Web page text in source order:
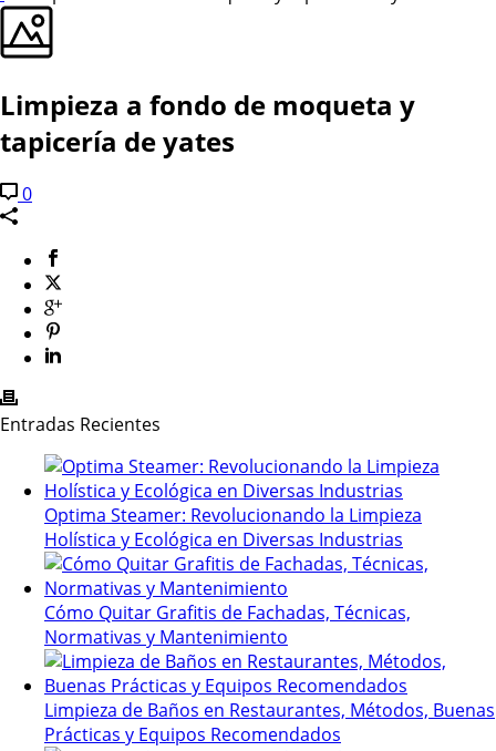
Limpieza a fondo de moqueta y
tapicería de yates
0
Entradas Recientes
Optima Steamer: Revolucionando la Limpieza
Holística y Ecológica en Diversas Industrias
Cómo Quitar Grafitis de Fachadas, Técnicas,
Normativas y Mantenimiento
Limpieza de Baños en Restaurantes, Métodos, Buenas
Prácticas y Equipos Recomendados